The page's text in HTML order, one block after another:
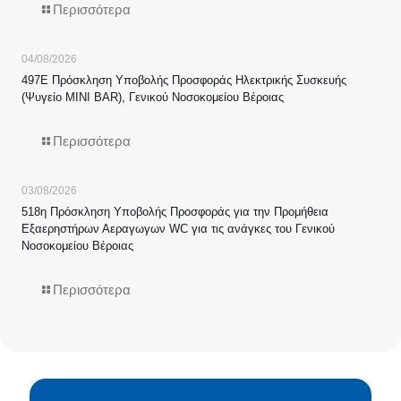
Περισσότερα
04/08/2026
497Ε Πρόσκληση Υποβολής Προσφοράς Ηλεκτρικής Συσκευής
(Ψυγείο MINI BAR), Γενικού Νοσοκομείου Βέροιας
Περισσότερα
03/08/2026
518η Πρόσκληση Υποβολής Προσφοράς για την Προμήθεια
Εξαερηστήρων Αεραγωγων WC για τις ανάγκες του Γενικού
Νοσοκομείου Βέροιας
Περισσότερα